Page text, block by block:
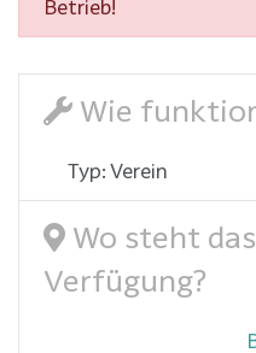
Betrieb!
Wie
Typ: Verein
Wo steht
Verfügung?